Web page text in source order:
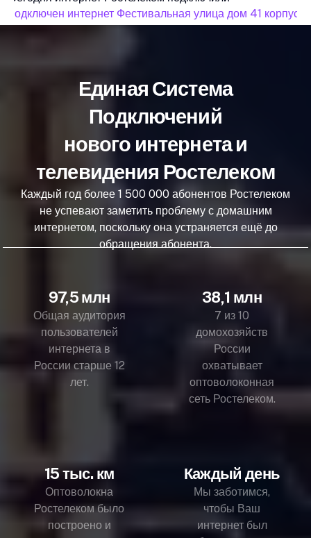
подключен интернет Фестивальная улица дом 41 корпус 1
Единая Система
Подключений
нового интернета и
телевидения Ростелеком
Каждый год более 1 500 000 абонентов Ростелеком
не успевают заметить проблему с домашним
интернетом, поскольку она устраняется ещё до
обращения абонента.
97,5 млн
Общая аудитория
пользователей
интернета в
России старше 12
лет.
38,1 млн
7 из 10
домохозяйств
России
охватывает
оптоволоконная
сеть Ростелеком.
15 тыс. км
Оптоволокна
Ростелеком было
построено и
Каждый день
Мы заботимся,
чтобы Ваш
интернет был